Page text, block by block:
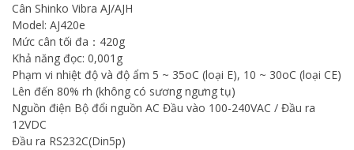
Cân Shinko Vibra AJ/AJH
Model: AJ420e
Mức cân tối đa：420g
Khả năng đọc: 0,001g
Phạm vi nhiệt độ và độ ẩm 5 ~ 35oC (loại E), 10 ~ 30oC (loại CE)
Lên đến 80% rh (không có sương ngưng tụ)
Nguồn điện Bộ đổi nguồn AC Đầu vào 100-240VAC / Đầu ra
12VDC
Đầu ra RS232C(Din5p)